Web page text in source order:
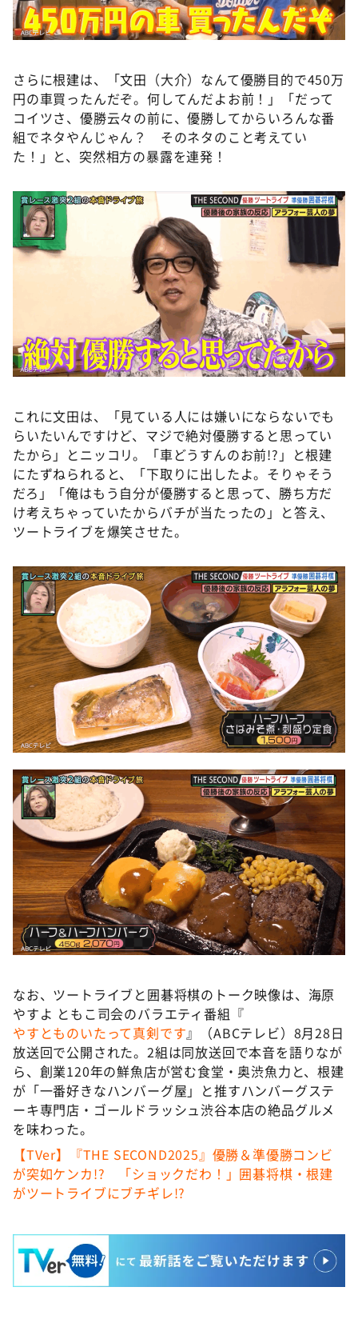
さらに根建は、「文田（大介）なんて優勝目的で450万
円の車買ったんだぞ。何してんだよお前！」「だって
コイツさ、優勝云々の前に、優勝してからいろんな番
組でネタやんじゃん？ そのネタのこと考えてい
た！」と、突然相方の暴露を連発！
これに文田は、「見ている人には嫌いにならないでも
らいたいんですけど、マジで絶対優勝すると思ってい
たから」とニッコリ。「車どうすんのお前!?」と根建
にたずねられると、「下取りに出したよ。そりゃそう
だろ」「俺はもう自分が優勝すると思って、勝ち方だ
け考えちゃっていたからバチが当たったの」と答え、
ツートライブを爆笑させた。
なお、ツートライブと囲碁将棋のトーク映像は、海原
やすよ ともこ司会のバラエティ番組『
やすとものいたって真剣です』（ABCテレビ）8月28日
放送回で公開された。2組は同放送回で本音を語りなが
ら、創業120年の鮮魚店が営む食堂・奥渋魚力と、根建
が「一番好きなハンバーグ屋」と推すハンバーグステ
ーキ専門店・ゴールドラッシュ渋谷本店の絶品グルメ
を味わった。
【TVer】『THE SECOND2025』優勝＆準優勝コンビ
が突如ケンカ!? 「ショックだわ！」囲碁将棋・根建
がツートライブにブチギレ!?